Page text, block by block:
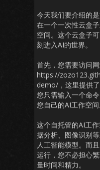
今天我们要介绍的
在一个一次性云盒
空间。这个云盒子
刻进入AI的世界。
首先，您需要访问
https://
demo/，这里提供
您只需输入一个命
您自己的AI工作空间
这个自托管的AI工
据分析、图像识别
人工智能模型。而
运行，您不必担心
量时间和精力。